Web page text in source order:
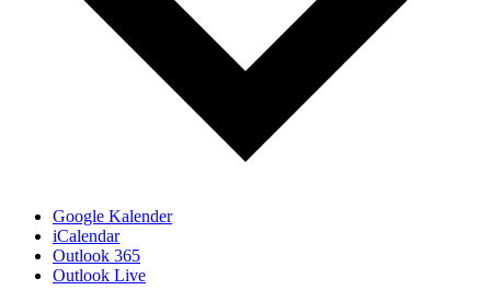
Google Kalender
iCalendar
Outlook 365
Outlook Live